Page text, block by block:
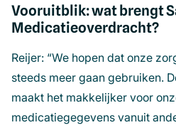
Vooruitblik: wat brengt
Medicatieoverdracht?
Reijer: “We hopen dat onze
steeds meer gaan gebruiken.
maakt het makkelijker voor
medicatiegegevens vanuit